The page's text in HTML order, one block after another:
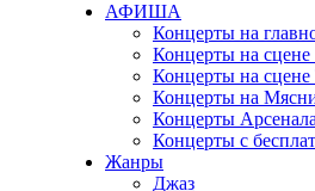
АФИША
Концерты на
Концерты на
Концерты на сцене
Концерты на
Концерты Арсенала
Концерты с
Жанры
Джаз